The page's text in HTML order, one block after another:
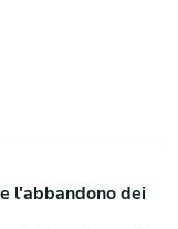
l'abbandono dei